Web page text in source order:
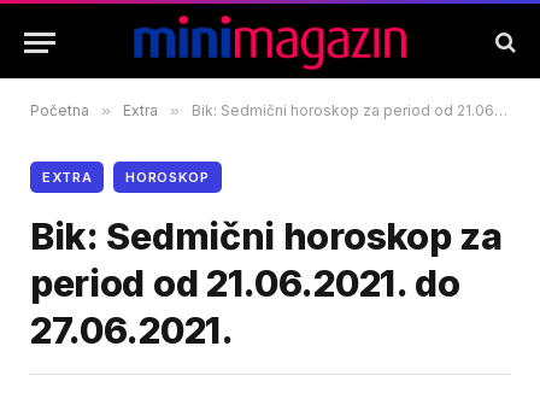
Početna » Extra » Bik: Sedmični horoskop za period od 21.06.2021. do 27.06.2021.
EXTRA HOROSKOP
Bik: Sedmični horoskop za
period od 21.06.2021. do
27.06.2021.